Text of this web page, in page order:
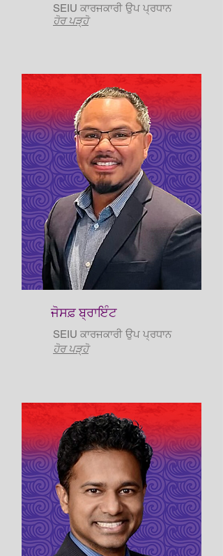
SEIU ਕਾਰਜਕਾਰੀ ਉਪ ਪ੍ਰਧਾਨ
ਹੋਰ ਪੜ੍ਹੋ
ਜੋਸਫ਼ ਬ੍ਰਾਇੰਟ
SEIU ਕਾਰਜਕਾਰੀ ਉਪ ਪ੍ਰਧਾਨ
ਹੋਰ ਪੜ੍ਹੋ